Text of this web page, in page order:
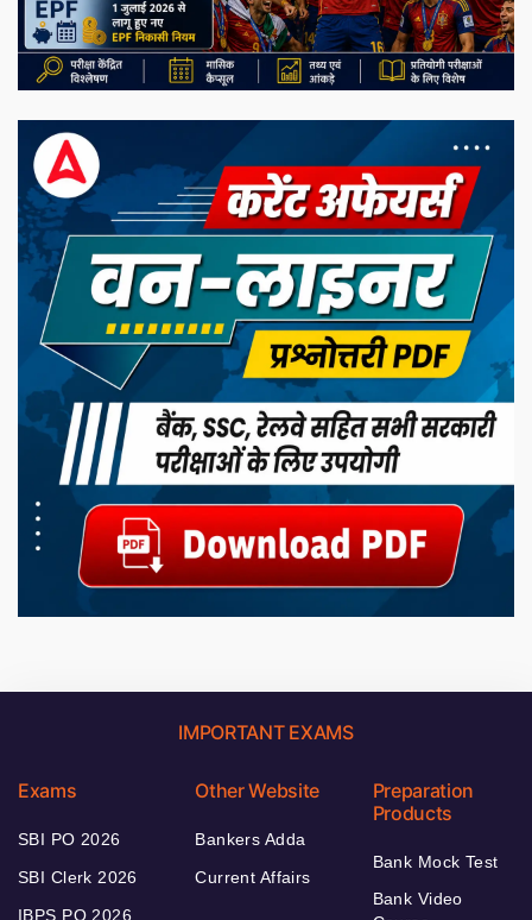
IMPORTANT EXAMS
Exams
SBI PO 2026
SBI Clerk 2026
IBPS PO 2026
Other Website
Bankers Adda
Current Affairs
Preparation
Products
Bank Mock Test
Bank Video